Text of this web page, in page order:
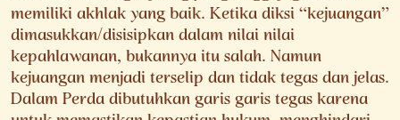
memiliki akhlak yang baik. Ketika diksi “kejuangan”
dimasukkan/disisipkan dalam nilai nilai
kepahlawanan, bukannya itu salah. Namun
kejuangan menjadi terselip dan tidak tegas dan jelas.
Dalam Perda dibutuhkan garis garis tegas karena